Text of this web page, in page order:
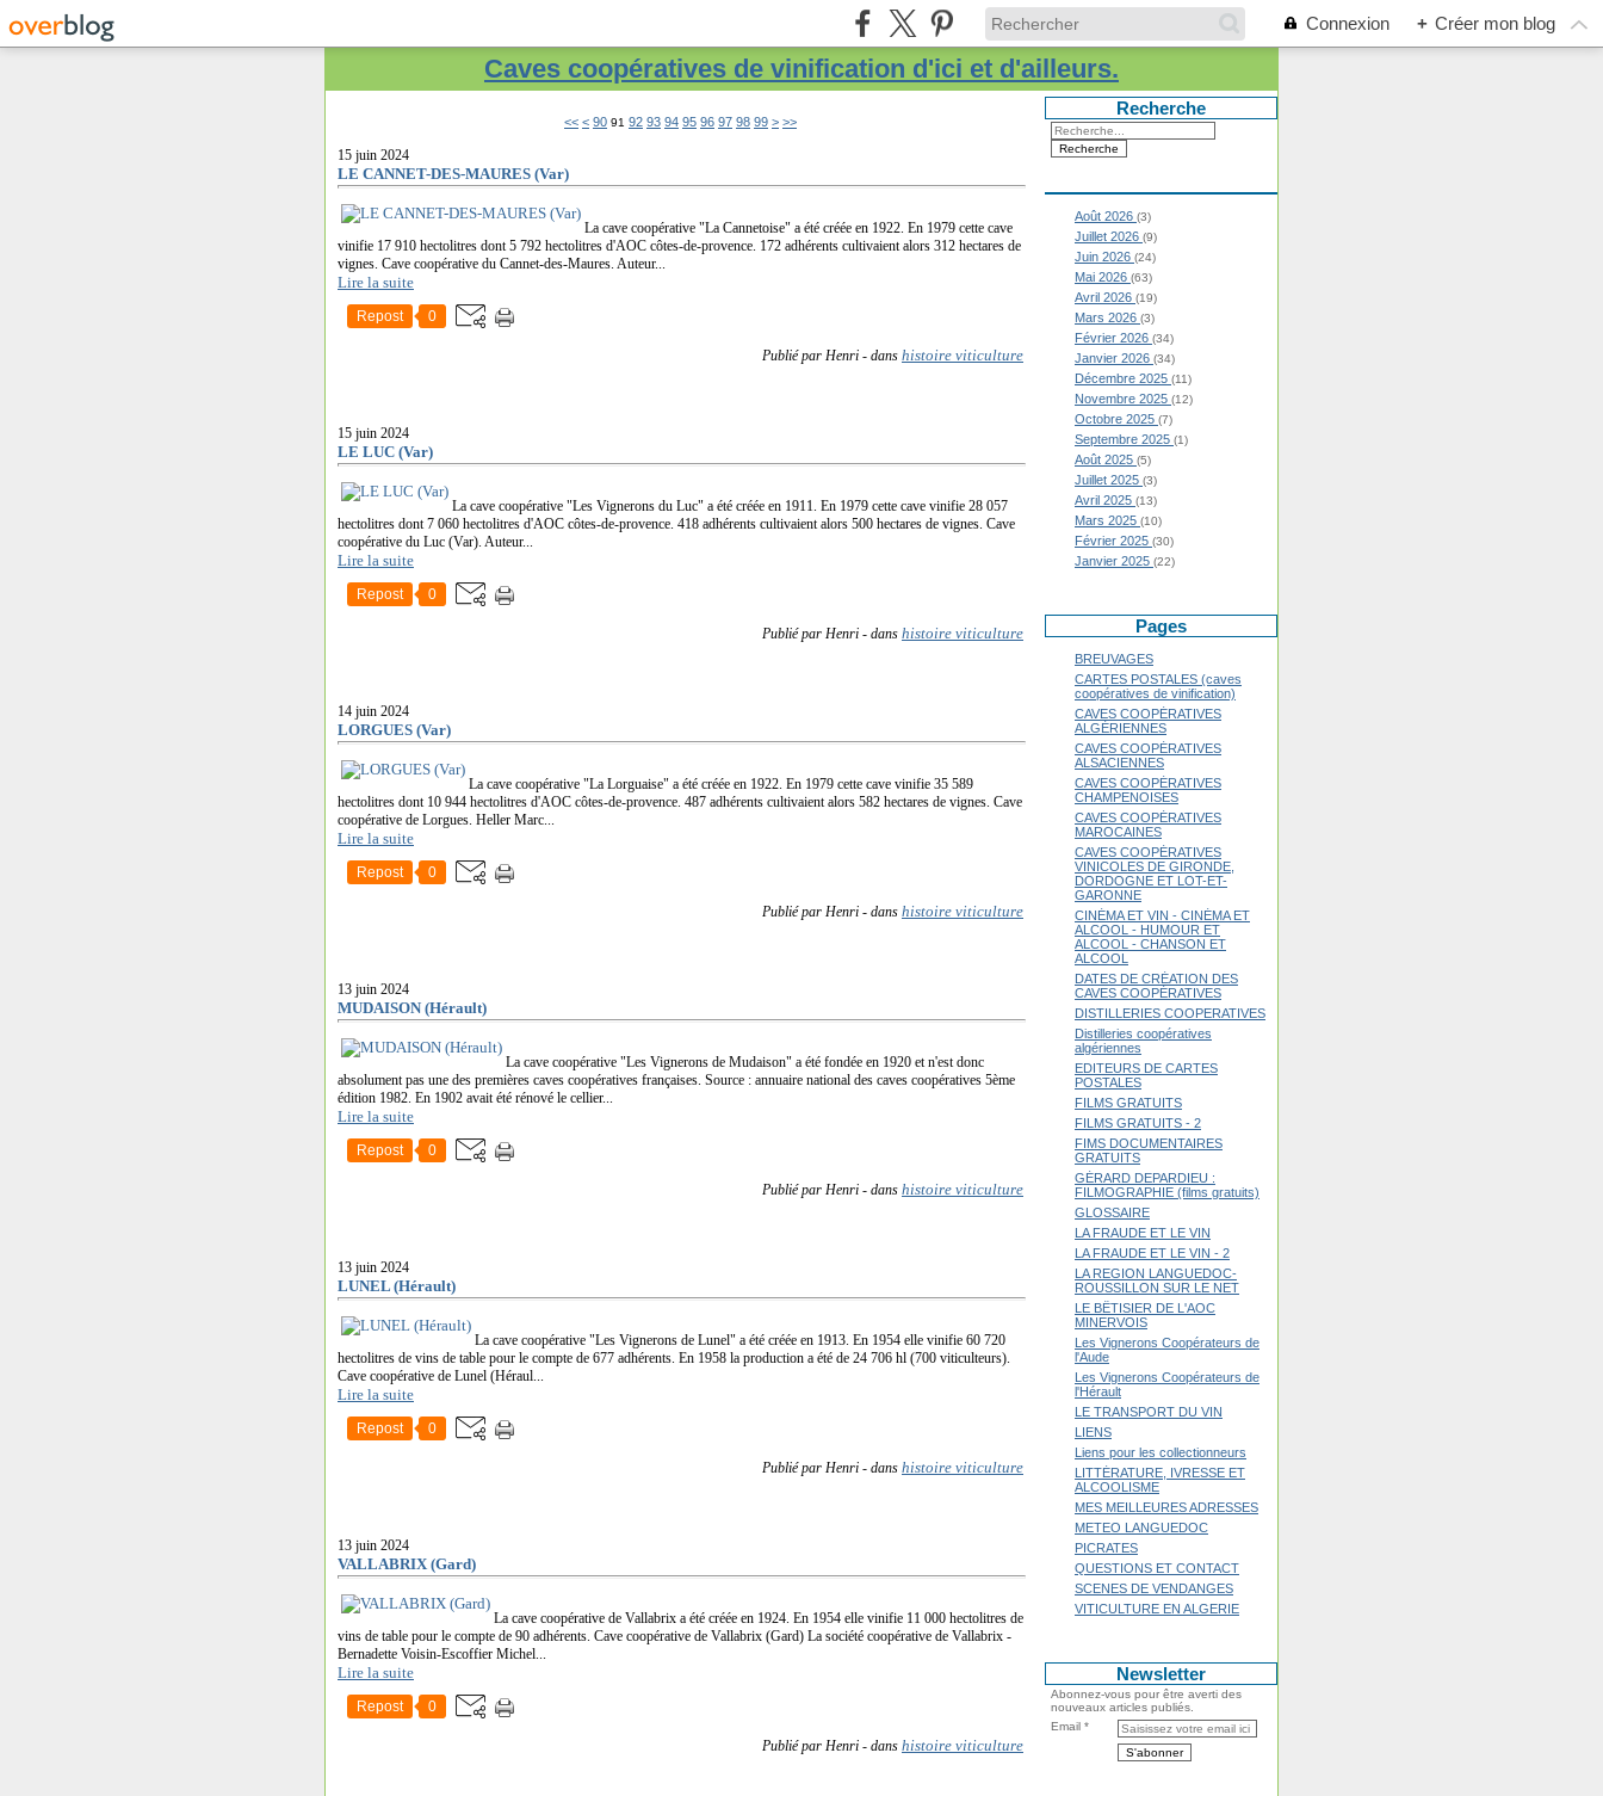
Connexion + Créer mon blog
Caves coopératives de vinification d'ici et d'ailleurs.
<< < 10
20
30
40
50
60
70
80
90 91 92 93 94 95 96 97 98 99 > >>
15 juin 2024
LE CANNET-DES-MAURES (Var)
La cave coopérative "La Cannetoise" a été créée en 1922. En 1979 cette cave
vinifie 17 910 hectolitres dont 5 792 hectolitres d'AOC côtes-de-provence. 172 adhérents cultivaient alors 312 hectares de
vignes. Cave coopérative du Cannet-des-Maures. Auteur...
Lire la suite
Repost 0
Publié par Henri - dans histoire viticulture
15 juin 2024
LE LUC (Var)
La cave coopérative "Les Vignerons du Luc" a été créée en 1911. En 1979 cette cave vinifie 28 057
hectolitres dont 7 060 hectolitres d'AOC côtes-de-provence. 418 adhérents cultivaient alors 500 hectares de vignes. Cave
coopérative du Luc (Var). Auteur...
Lire la suite
Repost 0
Publié par Henri - dans histoire viticulture
14 juin 2024
LORGUES (Var)
La cave coopérative "La Lorguaise" a été créée en 1922. En 1979 cette cave vinifie 35 589
hectolitres dont 10 944 hectolitres d'AOC côtes-de-provence. 487 adhérents cultivaient alors 582 hectares de vignes. Cave
coopérative de Lorgues. Heller Marc...
Lire la suite
Repost 0
Publié par Henri - dans histoire viticulture
13 juin 2024
MUDAISON (Hérault)
La cave coopérative "Les Vignerons de Mudaison" a été fondée en 1920 et n'est donc
absolument pas une des premières caves coopératives françaises. Source : annuaire national des caves coopératives 5ème
édition 1982. En 1902 avait été rénové le cellier...
Lire la suite
Repost 0
Publié par Henri - dans histoire viticulture
13 juin 2024
LUNEL (Hérault)
La cave coopérative "Les Vignerons de Lunel" a été créée en 1913. En 1954 elle vinifie 60 720
hectolitres de vins de table pour le compte de 677 adhérents. En 1958 la production a été de 24 706 hl (700 viticulteurs).
Cave coopérative de Lunel (Héraul...
Lire la suite
Repost 0
Publié par Henri - dans histoire viticulture
13 juin 2024
VALLABRIX (Gard)
La cave coopérative de Vallabrix a été créée en 1924. En 1954 elle vinifie 11 000 hectolitres de
vins de table pour le compte de 90 adhérents. Cave coopérative de Vallabrix (Gard) La société coopérative de Vallabrix -
Bernadette Voisin-Escoffier Michel...
Lire la suite
Repost 0
Publié par Henri - dans histoire viticulture
Recherche
Août 2026 (3)
Juillet 2026 (9)
Juin 2026 (24)
Mai 2026 (63)
Avril 2026 (19)
Mars 2026 (3)
Février 2026 (34)
Janvier 2026 (34)
Décembre 2025 (11)
Novembre 2025 (12)
Octobre 2025 (7)
Septembre 2025 (1)
Août 2025 (5)
Juillet 2025 (3)
Avril 2025 (13)
Mars 2025 (10)
Février 2025 (30)
Janvier 2025 (22)
Pages
BREUVAGES
CARTES POSTALES (caves
coopératives de vinification)
CAVES COOPÉRATIVES
ALGÉRIENNES
CAVES COOPÉRATIVES
ALSACIENNES
CAVES COOPÉRATIVES
CHAMPENOISES
CAVES COOPÉRATIVES
MAROCAINES
CAVES COOPÉRATIVES
VINICOLES DE GIRONDE,
DORDOGNE ET LOT-ET-
GARONNE
CINÉMA ET VIN - CINÉMA ET
ALCOOL - HUMOUR ET
ALCOOL - CHANSON ET
ALCOOL
DATES DE CRÉATION DES
CAVES COOPÉRATIVES
DISTILLERIES COOPERATIVES
Distilleries coopératives
algériennes
EDITEURS DE CARTES
POSTALES
FILMS GRATUITS
FILMS GRATUITS - 2
FIMS DOCUMENTAIRES
GRATUITS
GÉRARD DEPARDIEU :
FILMOGRAPHIE (films gratuits)
GLOSSAIRE
LA FRAUDE ET LE VIN
LA FRAUDE ET LE VIN - 2
LA REGION LANGUEDOC-
ROUSSILLON SUR LE NET
LE BÊTISIER DE L'AOC
MINERVOIS
Les Vignerons Coopérateurs de
l'Aude
Les Vignerons Coopérateurs de
l'Hérault
LE TRANSPORT DU VIN
LIENS
Liens pour les collectionneurs
LITTÉRATURE, IVRESSE ET
ALCOOLISME
MES MEILLEURES ADRESSES
METEO LANGUEDOC
PICRATES
QUESTIONS ET CONTACT
SCENES DE VENDANGES
VITICULTURE EN ALGERIE
Newsletter
Abonnez-vous pour être averti des
nouveaux articles publiés.
Email